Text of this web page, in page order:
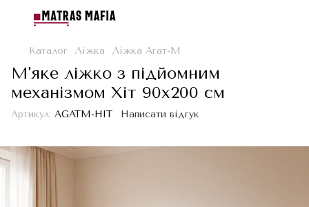
Каталог Ліжка Ліжка Агат-М
М'яке ліжко з підйомним
механізмом Хіт 90х200 см
Артикул: AGATM-HIT Написати відгук